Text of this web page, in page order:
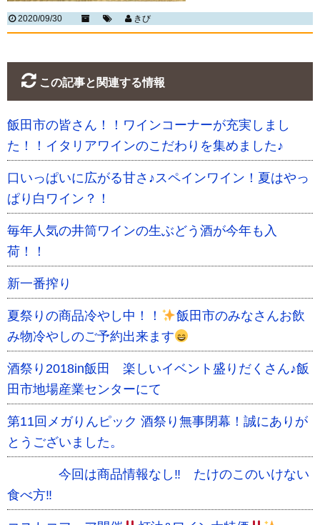
2020/09/30 きび
この記事と関連する情報
飯田市の皆さん！！ワインコーナーが充実しまし
た！！イタリアワインのこだわりを集めました♪
口いっぱいに広がる甘さ♪スペインワイン！夏はやっ
ぱり白ワイン？！
毎年人気の井筒ワインの生ぶどう酒が今年も入
荷！！
新一番搾り
夏祭りの商品冷やし中！！
飯田市のみなさんお飲
み物冷やしのご予約出来ます
酒祭り2018in飯田 楽しいイベント盛りだくさん♪飯
田市地場産業センターにて
第11回メガりんピック 酒祭り無事閉幕！誠にありが
とうございました。
今回は商品情報なし‼ たけのこのいけない
食べ方‼